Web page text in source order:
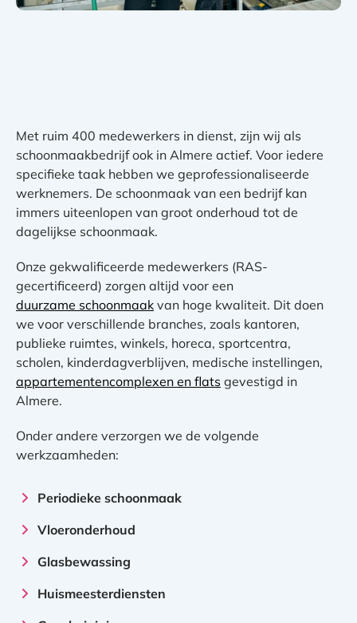
Met ruim 400 medewerkers in dienst, zijn wij als
schoonmaakbedrijf ook in Almere actief. Voor iedere
specifieke taak hebben we geprofessionaliseerde
werknemers. De schoonmaak van een bedrijf kan
immers uiteenlopen van groot onderhoud tot de
dagelijkse schoonmaak.
Onze gekwalificeerde medewerkers (RAS-
gecertificeerd) zorgen altijd voor een
duurzame schoonmaak van hoge kwaliteit. Dit doen
we voor verschillende branches, zoals kantoren,
publieke ruimtes, winkels, horeca, sportcentra,
scholen, kinderdagverblijven, medische instellingen,
appartementencomplexen en flats gevestigd in
Almere.
Onder andere verzorgen we de volgende
werkzaamheden:
Periodieke schoonmaak
Vloeronderhoud
Glasbewassing
Huismeesterdiensten